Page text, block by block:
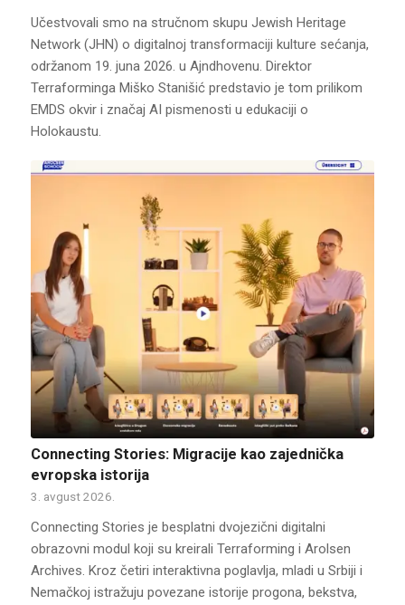
Učestvovali smo na stručnom skupu Jewish Heritage
Network (JHN) o digitalnoj transformaciji kulture sećanja,
održanom 19. juna 2026. u Ajndhovenu. Direktor
Terraforminga Miško Stanišić predstavio je tom prilikom
EMDS okvir i značaj AI pismenosti u edukaciji o
Holokaustu.
Connecting Stories: Migracije kao zajednička
evropska istorija
3. avgust 2026.
Connecting Stories je besplatni dvojezični digitalni
obrazovni modul koji su kreirali Terraforming i Arolsen
Archives. Kroz četiri interaktivna poglavlja, mladi u Srbiji i
Nemačkoj istražuju povezane istorije progona, bekstva,